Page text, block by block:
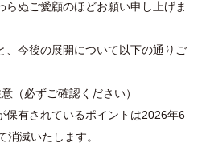
らぬご愛顧のほどお願い申し上げま
、今後の展開について以下の通りご
（必ずご確認ください）
保有されているポイントは2026年6
消滅いたします。